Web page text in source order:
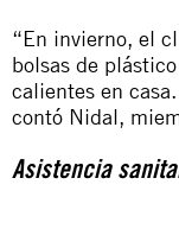
“En invierno, el
bolsas de
calientes en
contó Nidal,
Asistencia